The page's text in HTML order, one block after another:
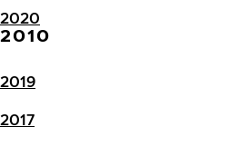
2020
2010
2019
2017